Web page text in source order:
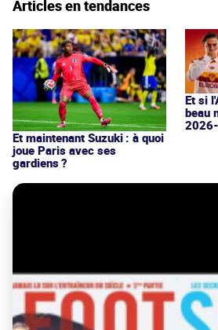
Articles en tendances
Et maintenant Suzuki : à quoi
joue Paris avec ses
gardiens ?
Et si
beau